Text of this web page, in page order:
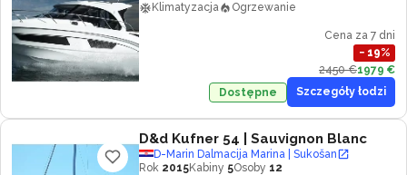
Klimatyzacja
Ogrzewanie
Cena za 7 dni
− 19%
2450 €1979 €
Dostępne
Szczegóły łodzi
D&d Kufner 54 | Sauvignon Blanc
D-Marin Dalmacija Marina | Sukošan
Rok 2015Kabiny 5Osoby 12